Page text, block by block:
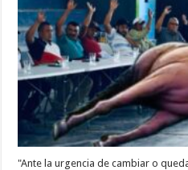
"Ante la urgencia de cambiar o